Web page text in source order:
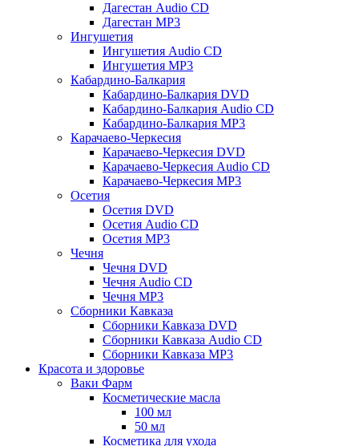
Дагестан Audio CD
Дагестан MP3
Ингушетия
Ингушетия Audio CD
Ингушетия MP3
Кабардино-Балкария
Кабардино-Балкария DVD
Кабардино-Балкария Audio CD
Кабардино-Балкария MP3
Карачаево-Черкесия
Карачаево-Черкесия DVD
Карачаево-Черкесия Audio CD
Карачаево-Черкесия MP3
Осетия
Осетия DVD
Осетия Audio CD
Осетия MP3
Чечня
Чечня DVD
Чечня Audio CD
Чечня MP3
Сборники Кавказа
Сборники Кавказа DVD
Сборники Кавказа Audio CD
Сборники Кавказа MP3
Красота и здоровье
Ваки Фарм
Косметические масла
100 мл
50 мл
Косметика для ухода